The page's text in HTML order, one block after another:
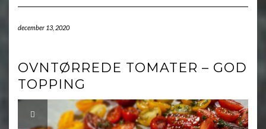
december 13, 2020
OVNTØRREDE TOMATER – GOD
TOPPING